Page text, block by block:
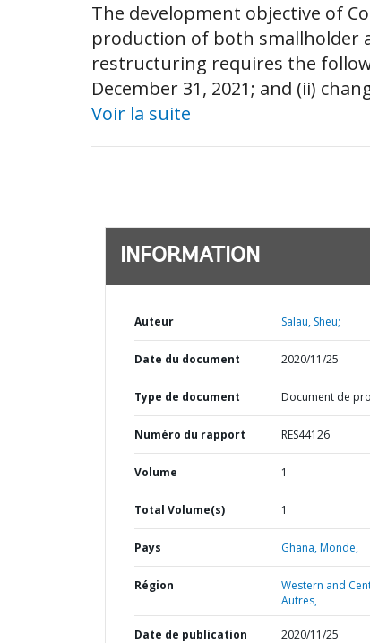
The development objective of
production of both smallholder
restructuring requires the
December 31, 2021; and (ii)
Voir la suite
INFORMATION
Auteur Salau, Sheu;
Date du document 2020/11/25
Type de document Document de
Numéro du rapport RES44126
Volume 1
Total Volume(s) 1
Pays Ghana,Monde,
Région
Western and
Autres,
Date de publication 2020/11/25